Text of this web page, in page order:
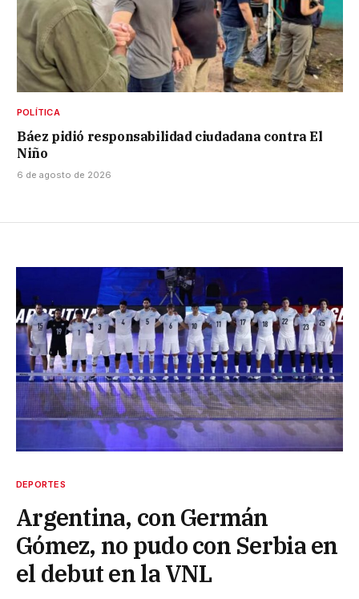
POLÍTICA
Báez pidió responsabilidad ciudadana contra El
Niño
6 de agosto de 2026
DEPORTES
Argentina, con Germán
Gómez, no pudo con Serbia en
el debut en la VNL